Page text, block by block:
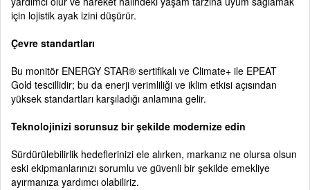
için lojistik ayak izini düşürür.
Çevre standartları
Bu monitör ENERGY STAR® sertifikalı ve Climate+ ile EPEAT
Gold tescillidir; bu da enerji verimliliği ve iklim etkisi açısından
yüksek standartları karşıladığı anlamına gelir.
Teknolojinizi sorunsuz bir şekilde modernize edin
Sürdürülebilirlik hedeflerinizi ele alırken, markanız ne olursa olsun
eski ekipmanlarınızı sorumlu ve güvenli bir şekilde emekliye
ayırmanıza yardımcı olabiliriz.